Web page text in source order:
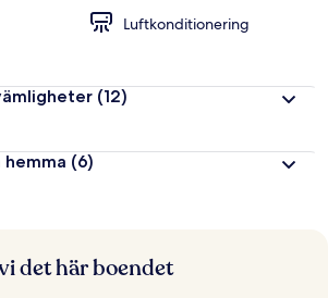
Luftkonditionering
(12)
hemma (6)
det här boendet